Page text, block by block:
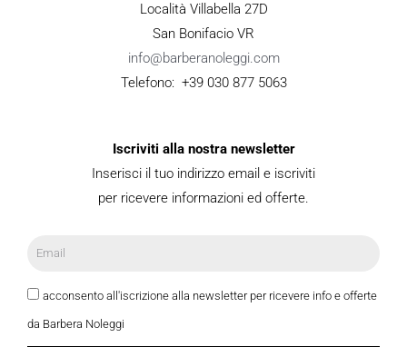
Località Villabella 27D
San Bonifacio VR
info@barberanoleggi.com
Telefono: +39 030 877 5063
Iscriviti alla nostra newsletter
Inserisci il tuo indirizzo email e iscriviti
per ricevere informazioni ed offerte.
acconsento all'iscrizione alla newsletter per ricevere info e offerte
da Barbera Noleggi